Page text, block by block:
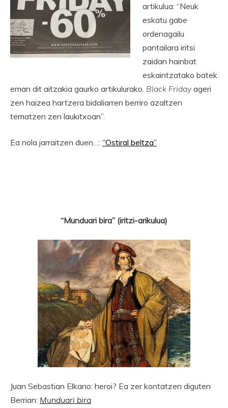
artikulua: “Neuk
eskatu gabe
ordenagailu
pantailara iritsi
zaidan hainbat
eskaintzatako batek
eman dit aitzakia gaurko artikulurako. Black Fridayageri
zen haizea hartzera bidaliarren berriro azaltzen
tematzen zen laukitxoan”.
Ea nola jarraitzen duen…: “Ostiral beltza”
“Munduari bira” (iritzi-arikulua)
Juan Sebastian Elkano: heroi? Ea zer kontatzen diguten
Berrian: Munduari bira